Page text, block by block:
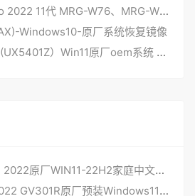
华为MateBook X Pro 2022 11代 MRG-W76、MRG-W56 原厂windows11系统工厂模式 带F10华为智能一键还原
Windows10-原厂系统恢复镜像
华硕灵耀X 14 OLED (UX5401Z）Win11原厂oem系统 非工厂 无一键恢复
华硕ROG光刃G15CF 2022原厂WIN11-22H2家庭中文版系统非工厂安装
华硕原厂系统幻13 2022 GV301R原厂预装Windows11系统工厂灌机带ASUSRecovery恢复功能